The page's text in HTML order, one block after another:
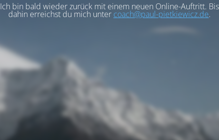
Ich bin bald wieder zurück mit einem neuen Online-Auftritt. Bis
dahin erreichst du mich unter coach@paul-pietkiewicz.de.